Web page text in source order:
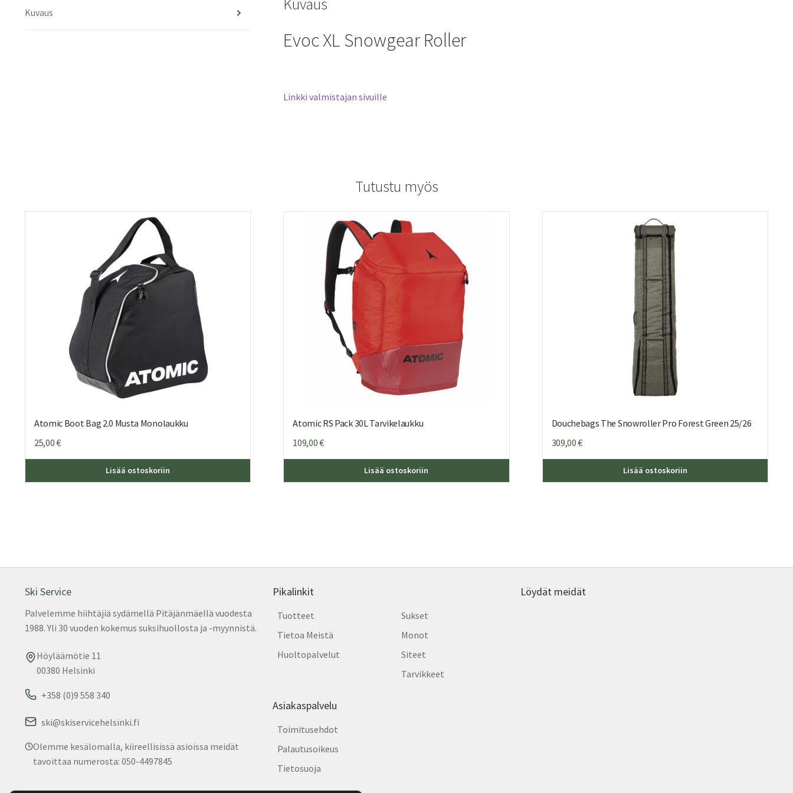
Kuvaus Kuvaus
Evoc XL Snowgear Roller
Linkki valmistajan sivuille
Tutustu myös
Atomic Boot Bag 2.0 Musta Monolaukku
25,00€
Lisää ostoskoriin
Atomic RS Pack 30L Tarvikelaukku
109,00€
Lisää ostoskoriin
Douchebags The Snowroller Pro Forest Green 25/26
309,00€
Lisää ostoskoriin
Ski Service
Palvelemme hiihtäjiä sydämellä Pitäjänmäellä vuodesta
1988. Yli 30 vuoden kokemus suksihuollosta ja -myynnistä.
Höyläämötie 11
00380 Helsinki
+358 (0)9 558 340
ski@skiservicehelsinki.fi
Olemme kesälomalla, kiireellisissä asioissa meidät
tavoittaa numerosta: 050-4497845
Pikalinkit
Tuotteet
Tietoa Meistä
Huoltopalvelut
Sukset
Monot
Siteet
Tarvikkeet
Asiakaspalvelu
Toimitusehdot
Palautusoikeus
Tietosuoja
Löydät meidät